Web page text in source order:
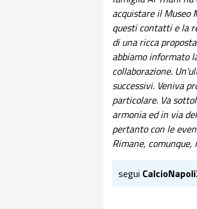
acquistare il Museo
questi contatti e la
di una ricca
abbiamo informato
collaborazione.
successivi. Veniva
particolare. Va
armonia ed in via
pertanto con le
Rimane,
segui